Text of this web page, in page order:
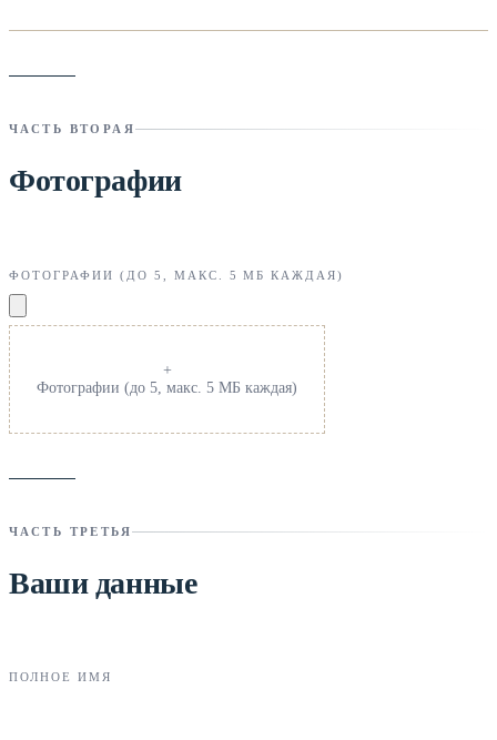
ЧАСТЬ ВТОРАЯ
Фотографии
ФОТОГРАФИИ (ДО 5, МАКС. 5 МБ КАЖДАЯ)
+
Фотографии (до 5, макс. 5 МБ каждая)
ЧАСТЬ ТРЕТЬЯ
Ваши данные
ПОЛНОЕ ИМЯ